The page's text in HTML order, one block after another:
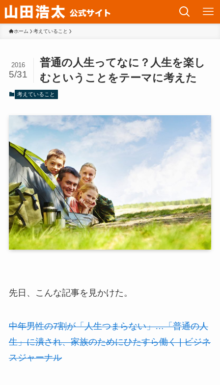
ホーム 考えていること
普通の人生ってなに？人生を楽し
むということをテーマに考えた
2016
5/31
考えていること
先日、こんな記事を見かけた。
中年男性の7割が「人生つまらない」…「普通の人
生」に潰され、家族のためにひたすら働く | ビジネ
スジャーナル